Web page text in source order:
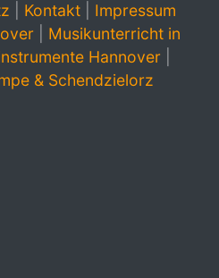
Kontakt
Impressum
Musikunterricht in
Hannover
& Schendzielorz